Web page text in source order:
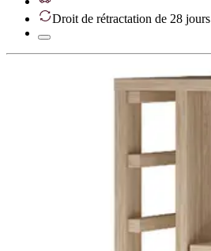
Droit de rétractation de 28 jours